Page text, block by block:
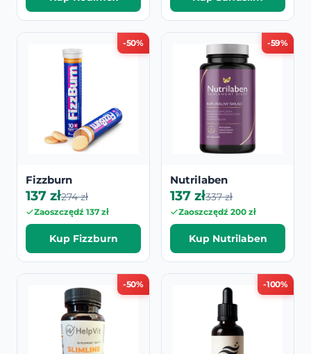
-50%
Fizzburn
137 zł274 zł
Zaoszczędź 137 zł
Kup Fizzburn
-59%
Nutrilaben
137 zł337 zł
Zaoszczędź 200 zł
Kup Nutrilaben
-50% -100%